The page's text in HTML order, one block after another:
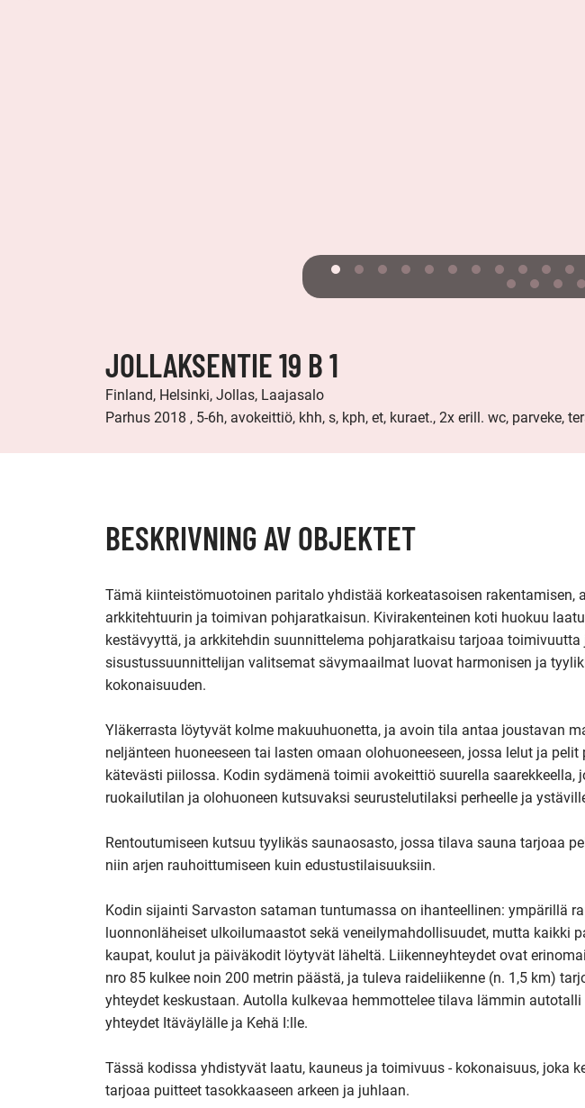
JOLLAKSENTIE 19 B 1
Finland, Helsinki, Jollas, Laajasalo
Parhus 2018 , 5-6h, avokeittiö, khh, s, kph, et, kuraet., 2x erill. wc, parveke,
BESKRIVNING AV OBJEKTET
Tämä kiinteistömuotoinen paritalo yhdistää korkeatasoisen rakentamisen,
arkkitehtuurin ja toimivan pohjaratkaisun. Kivirakenteinen koti huokuu
kestävyyttä, ja arkkitehdin suunnittelema pohjaratkaisu tarjoaa toimivuutta
sisustussuunnittelijan valitsemat sävymaailmat luovat harmonisen ja
kokonaisuuden.
Yläkerrasta löytyvät kolme makuuhuonetta, ja avoin tila antaa joustavan
neljänteen huoneeseen tai lasten omaan olohuoneeseen, jossa lelut ja pelit
kätevästi piilossa. Kodin sydämenä toimii avokeittiö suurella saarekkeella,
ruokailutilan ja olohuoneen kutsuvaksi seurustelutilaksi perheelle ja
Rentoutumiseen kutsuu tyylikäs saunaosasto, jossa tilava sauna tarjoaa
niin arjen rauhoittumiseen kuin edustustilaisuuksiin.
Kodin sijainti Sarvaston sataman tuntumassa on ihanteellinen: ympärillä
luonnonläheiset ulkoilumaastot sekä veneilymahdollisuudet, mutta kaikki
kaupat, koulut ja päiväkodit löytyvät läheltä. Liikenneyhteydet ovat
nro 85 kulkee noin 200 metrin päästä, ja tuleva raideliikenne (n. 1,5 km)
yhteydet keskustaan. Autolla kulkevaa hemmottelee tilava lämmin autotalli
yhteydet Itäväylälle ja Kehä I:lle.
Tässä kodissa yhdistyvät laatu, kauneus ja toimivuus - kokonaisuus, joka
tarjoaa puitteet tasokkaaseen arkeen ja juhlaan.